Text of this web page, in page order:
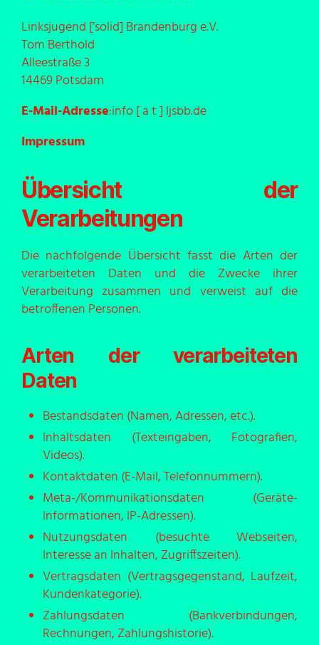
Linksjugend [’solid] Brandenburg e.V.
Tom Berthold
Alleestraße 3
14469 Potsdam
E-Mail-Adresse:info [ a t ] ljsbb.de
Impressum
Übersicht der
Verarbeitungen
Die nachfolgende Übersicht fasst die Arten der
verarbeiteten Daten und die Zwecke ihrer
Verarbeitung zusammen und verweist auf die
betroffenen Personen.
Arten der verarbeiteten
Daten
Bestandsdaten (Namen, Adressen, etc.).
Inhaltsdaten (Texteingaben, Fotografien,
Videos).
Kontaktdaten (E-Mail, Telefonnummern).
Meta-/Kommunikationsdaten (Geräte-
Informationen, IP-Adressen).
Nutzungsdaten (besuchte Webseiten,
Interesse an Inhalten, Zugriffszeiten).
Vertragsdaten (Vertragsgegenstand, Laufzeit,
Kundenkategorie).
Zahlungsdaten (Bankverbindungen,
Rechnungen, Zahlungshistorie).